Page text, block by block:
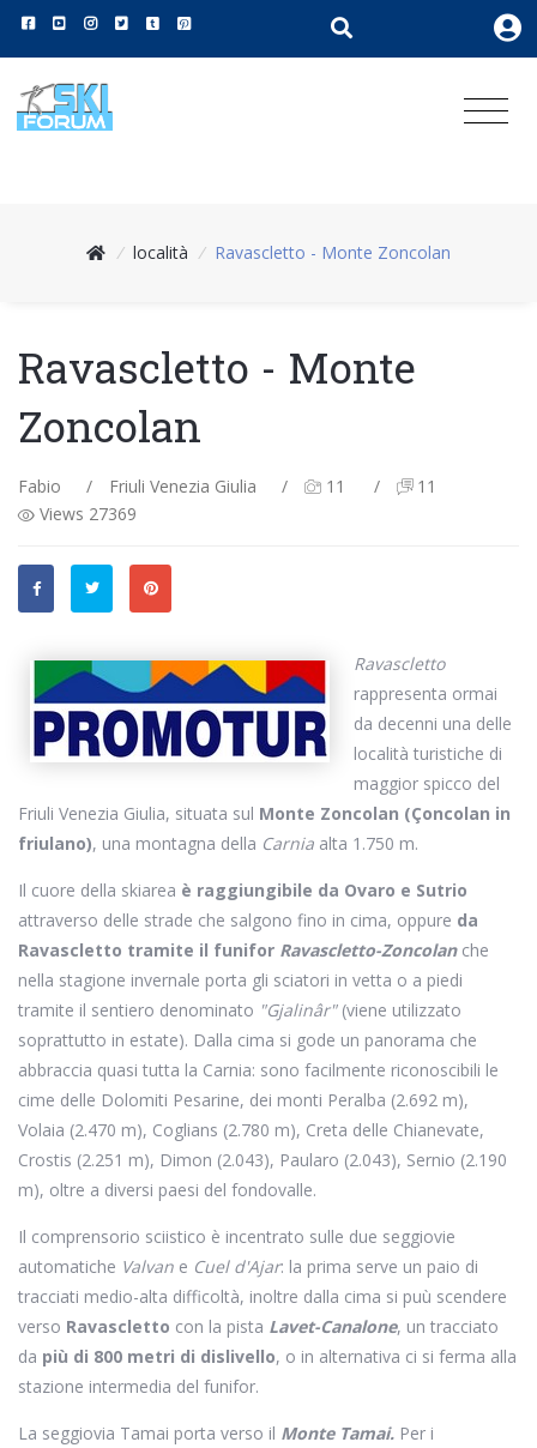
/ località / Ravascletto - Monte Zoncolan
Ravascletto - Monte
Zoncolan
Fabio / Friuli Venezia Giulia / 11 /
11
Views 27369
Ravascletto
rappresenta ormai
da decenni una delle
località turistiche di
maggior spicco del
Friuli Venezia Giulia, situata sul Monte Zoncolan (Çoncolan in
friulano), una montagna della Carnia alta 1.750 m.
Il cuore della skiarea è raggiungibile da Ovaro e Sutrio
attraverso delle strade che salgono fino in cima, oppure da
Ravascletto tramite il funifor Ravascletto-Zoncolanche
nella stagione invernale porta gli sciatori in vetta o a piedi
tramite il sentiero denominato "Gjalinâr"(viene utilizzato
soprattutto in estate). Dalla cima si gode un panorama che
abbraccia quasi tutta la Carnia: sono facilmente riconoscibili le
cime delle Dolomiti Pesarine, dei monti Peralba (2.692 m),
Volaia (2.470 m), Coglians (2.780 m), Creta delle Chianevate,
Crostis (2.251 m), Dimon (2.043), Paularo (2.043), Sernio (2.190
m), oltre a diversi paesi del fondovalle.
Il comprensorio sciistico è incentrato sulle due seggiovie
automatiche Valvan e Cuel d'Ajar: la prima serve un paio di
tracciati medio-alta difficoltà, inoltre dalla cima si puù scendere
verso Ravascletto con la pista Lavet-Canalone, un tracciato
da più di 800 metri di dislivello, o in alternativa ci si ferma alla
stazione intermedia del funifor.
La seggiovia Tamai porta verso il Monte Tamai. Per i